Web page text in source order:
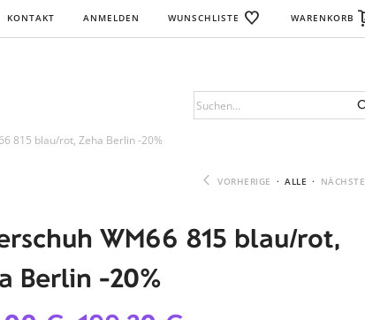
KONTAKT ANMELDEN WUNSCHLISTE WARENKORB
815 blau/rot, Zeha Berlin -20%
VORHERIGE · ALLE · NÄCHSTE
WM66 815 blau/rot,
Berlin -20%